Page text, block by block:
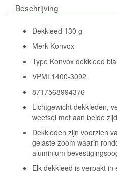
Beschrijving
Dekkleed 130 g
Merk Konvox
Type Konvox dekkleed
VPML1400-3092
8717568994376
Lichtgewicht dekkleden,
weefsel met aan beide
Dekkleden zijn voorzien
gelaste zoom waarin
aluminium
Elk dekkleed is verpakt